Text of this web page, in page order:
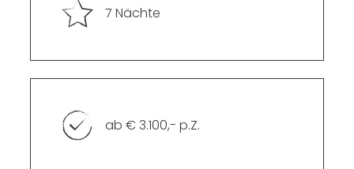
7 Nächte
ab € 3.100,- p.Z.